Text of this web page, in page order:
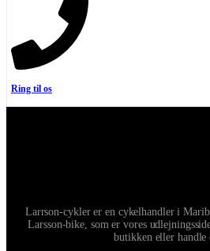
Ring til os
Larrson-cykler er en cykelhandler i
Larsson-bike, som er vores
butikken eller handle